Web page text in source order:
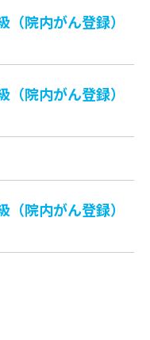
院内がん登録）
院内がん登録）
院内がん登録）